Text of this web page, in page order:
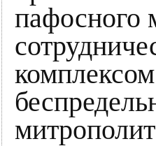
пафосного